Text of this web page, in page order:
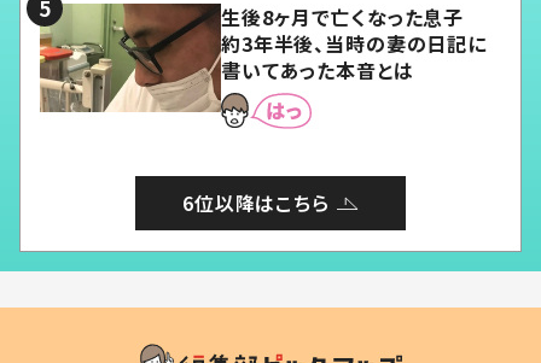
生後8ヶ月で亡くなった息子
約3年半後、当時の妻の日記に
書いてあった本音とは
6位以降はこちら